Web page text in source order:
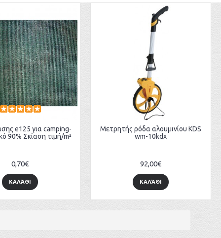
e125 για camping-
90% Σκίαση τιμή/m²
0,70€
ΚΑΛΆΘΙ
Μετρητής ρόδα αλουμινίου KDS
wm-10kdx
92,00€
ΚΑΛΆΘΙ